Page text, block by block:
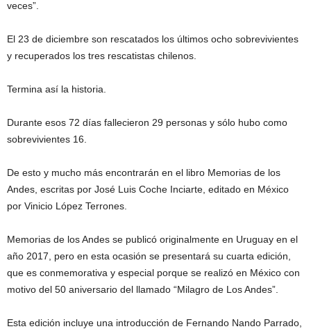
veces”.
El 23 de diciembre son rescatados los últimos ocho sobrevivientes
y recuperados los tres rescatistas chilenos.
Termina así la historia.
Durante esos 72 días fallecieron 29 personas y sólo hubo como
sobrevivientes 16.
De esto y mucho más encontrarán en el libro Memorias de los
Andes, escritas por José Luis Coche Inciarte, editado en México
por Vinicio López Terrones.
Memorias de los Andes se publicó originalmente en Uruguay en el
año 2017, pero en esta ocasión se presentará su cuarta edición,
que es conmemorativa y especial porque se realizó en México con
motivo del 50 aniversario del llamado “Milagro de Los Andes”.
Esta edición incluye una introducción de Fernando Nando Parrado,